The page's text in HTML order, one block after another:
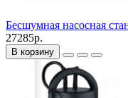
Бесшумная насосная
27285р.
В корзину